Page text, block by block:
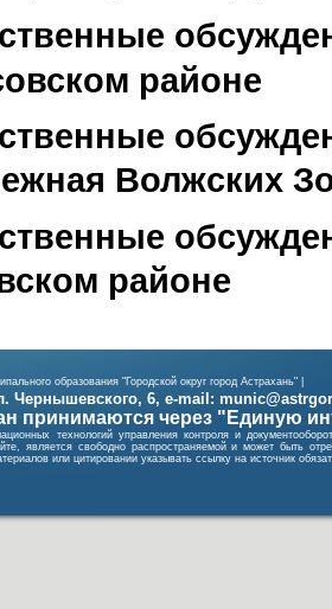
районе
Волжских
районе
образования "Городской округ город Астрахань" |
Чернышевского, 6, e-mail:
принимаются через "Единую
технологий управления контроля и
является свободно распространяемой и может быть
или цитировании указывать ссылку на источник